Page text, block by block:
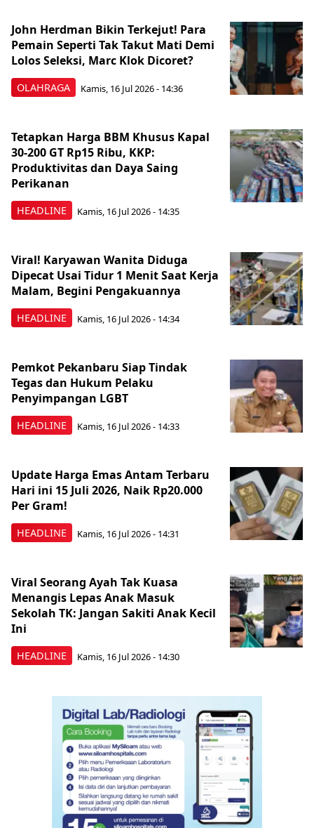
OLAHRAGA
John Herdman Bikin Terkejut! Para
Pemain Seperti Tak Takut Mati Demi
Lolos Seleksi, Marc Klok Dicoret?
Kamis, 16 Jul 2026 - 14:36
HEADLINE
Tetapkan Harga BBM Khusus Kapal
30-200 GT Rp15 Ribu, KKP:
Produktivitas dan Daya Saing
Perikanan
Kamis, 16 Jul 2026 - 14:35
HEADLINE
Viral! Karyawan Wanita Diduga
Dipecat Usai Tidur 1 Menit Saat Kerja
Malam, Begini Pengakuannya
Kamis, 16 Jul 2026 - 14:34
HEADLINE
Pemkot Pekanbaru Siap Tindak
Tegas dan Hukum Pelaku
Penyimpangan LGBT
Kamis, 16 Jul 2026 - 14:33
HEADLINE
Update Harga Emas Antam Terbaru
Hari ini 15 Juli 2026, Naik Rp20.000
Per Gram!
Kamis, 16 Jul 2026 - 14:31
HEADLINE
Viral Seorang Ayah Tak Kuasa
Menangis Lepas Anak Masuk
Sekolah TK: Jangan Sakiti Anak Kecil
Ini
Kamis, 16 Jul 2026 - 14:30